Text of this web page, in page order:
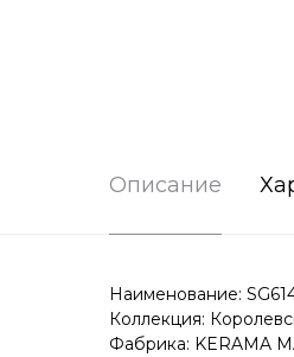
Описание
Наименование:
Коллекция:
Фабрика: KERAMA